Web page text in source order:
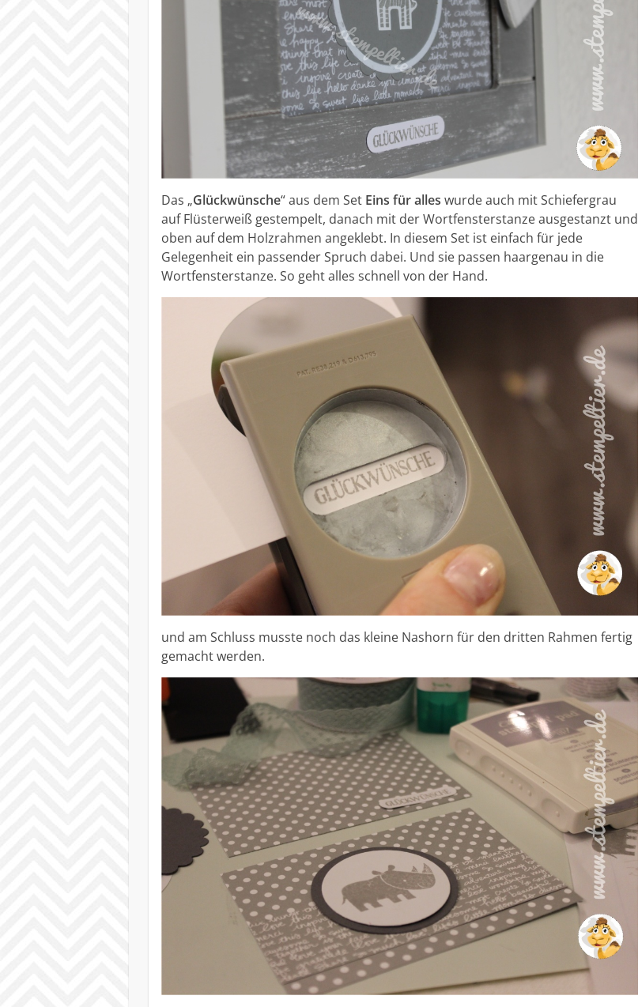
Das „Glückwünsche“ aus dem Set Eins für alles wurde auch mit Schiefergrau
auf Flüsterweiß gestempelt, danach mit der Wortfensterstanze ausgestanzt und
oben auf dem Holzrahmen angeklebt. In diesem Set ist einfach für jede
Gelegenheit ein passender Spruch dabei. Und sie passen haargenau in die
Wortfensterstanze. So geht alles schnell von der Hand.
und am Schluss musste noch das kleine Nashorn für den dritten Rahmen fertig
gemacht werden.